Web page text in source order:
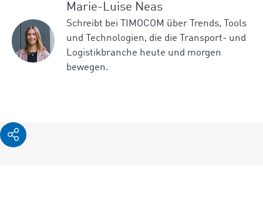
Marie-Luise Neas
Schreibt bei TIMOCOM über Trends, Tools
und Technologien, die die Transport- und
Logistikbranche heute und morgen
bewegen.